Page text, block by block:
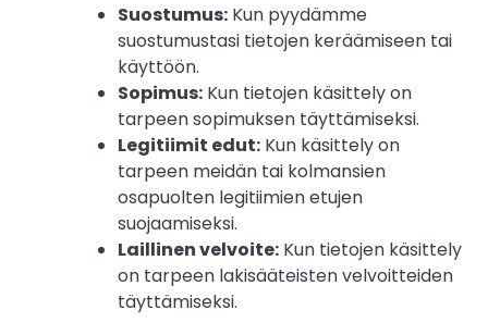
Suostumus: Kun pyydämme
suostumustasi tietojen keräämiseen tai
käyttöön.
Sopimus: Kun tietojen käsittely on
tarpeen sopimuksen täyttämiseksi.
Legitiimit edut: Kun käsittely on
tarpeen meidän tai kolmansien
osapuolten legitiimien etujen
suojaamiseksi.
Laillinen velvoite: Kun tietojen käsittely
on tarpeen lakisääteisten velvoitteiden
täyttämiseksi.